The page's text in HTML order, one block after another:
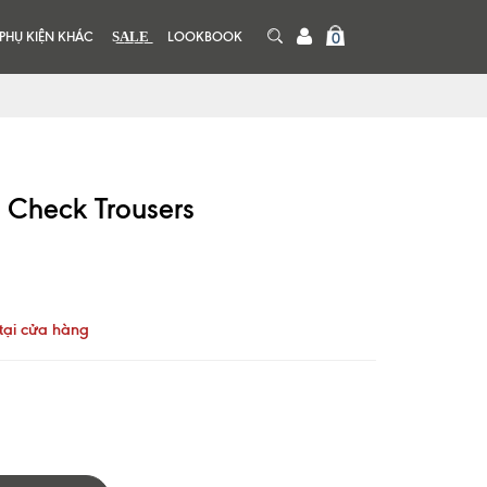
PHỤ KIỆN KHÁC S͟A͟L͟E͟ LOOKBOOK 0
Trousers
cửa hàng